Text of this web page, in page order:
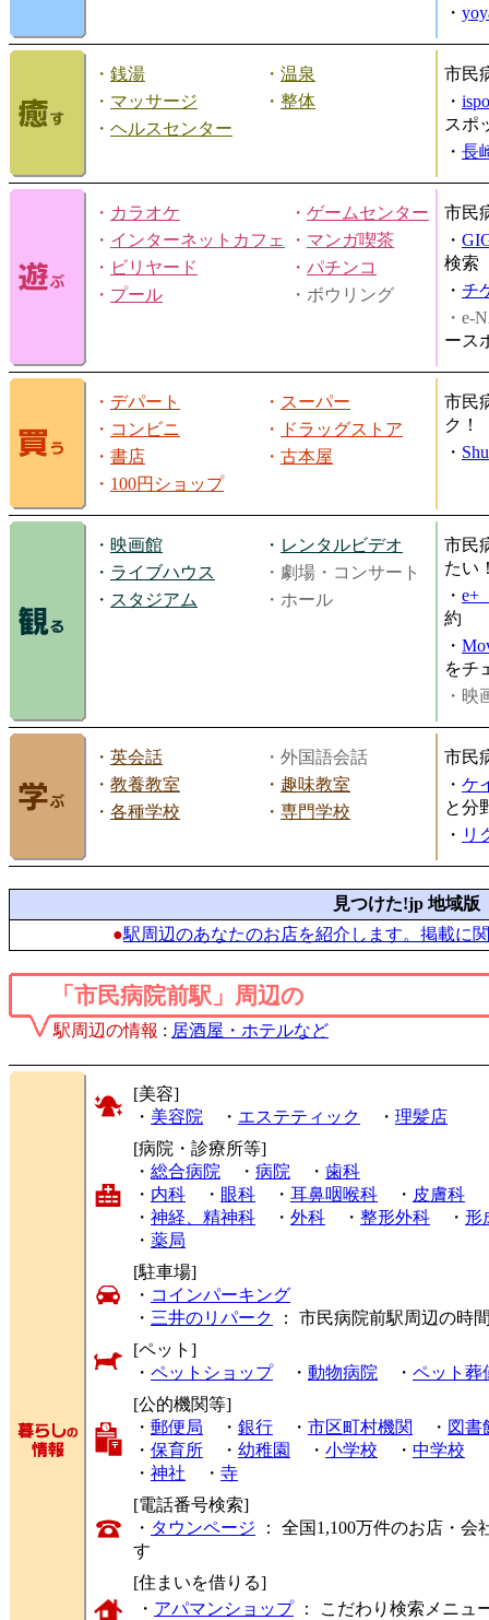
・
・ 銭湯 ・ 温泉
・ マッサージ ・ 整体
・ ヘルスセンター
市民
・
スポ
・ 長
・ カラオケ ・ ゲームセンター
・ インターネットカフェ ・ マンガ喫茶
・ ビリヤード ・ パチンコ
・ プール ・ボウリング
市民
・
検索
・ チ
・e-
ース
・ デパート ・ スーパー
・ コンビニ ・
ドラッグストア
・ 書店 ・ 古本屋
・ 100円ショップ
市民
ク！
・
・ 映画館 ・ レンタルビデオ
・ ライブハウス
・劇場・コンサート
・ スタジアム ・ホール
市民
たい
・ e+
約
・
をチ
・映
・ 英会話
・外国語会話
・ 教養教室 ・ 趣味教室
・ 各種学校 ・ 専門学校
市民
・ ケ
と分
・ リ
見つけた!jp 地域版
●駅周辺のあなたのお店を紹介します。掲載に
「市民病院前駅」周辺の
駅周辺の情報 : 居酒屋・ホテルなど
[美容]
・ 美容院 ・ エステティック ・ 理髪店
[病院・診療所等]
・ 総合病院 ・ 病院 ・ 歯科
・ 内科 ・ 眼科 ・ 耳鼻咽喉科 ・ 皮膚科
・ 神経、精神科 ・ 外科 ・ 整形外科 ・ 形
・ 薬局
[駐車場]
・ コインパーキング
・ 三井のリパーク
： 市民病院前駅周辺の時
[ペット]
・ ペットショップ・ 動物病院 ・ ペット葬
[公的機関等]
・ 郵便局 ・ 銀行 ・ 市区町村機関 ・ 図書
・ 保育所 ・ 幼稚園 ・ 小学校 ・ 中学校
・ 神社 ・ 寺
[電話番号検索]
・ タウンページ ： 全国1,100万件のお店・
す
[住まいを借りる]
・ アパマンショップ： こだわり検索メニュ